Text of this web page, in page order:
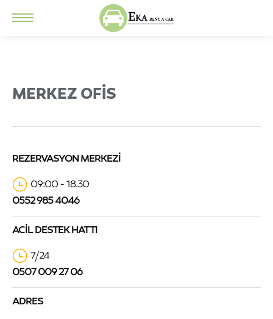
MERKEZ OFIS
REZERVASYON MERKEZI
09:00 - 18.30
0552 985 4046
ACIL DESTEK HATTI
7/24
0507 009 27 06
ADRES